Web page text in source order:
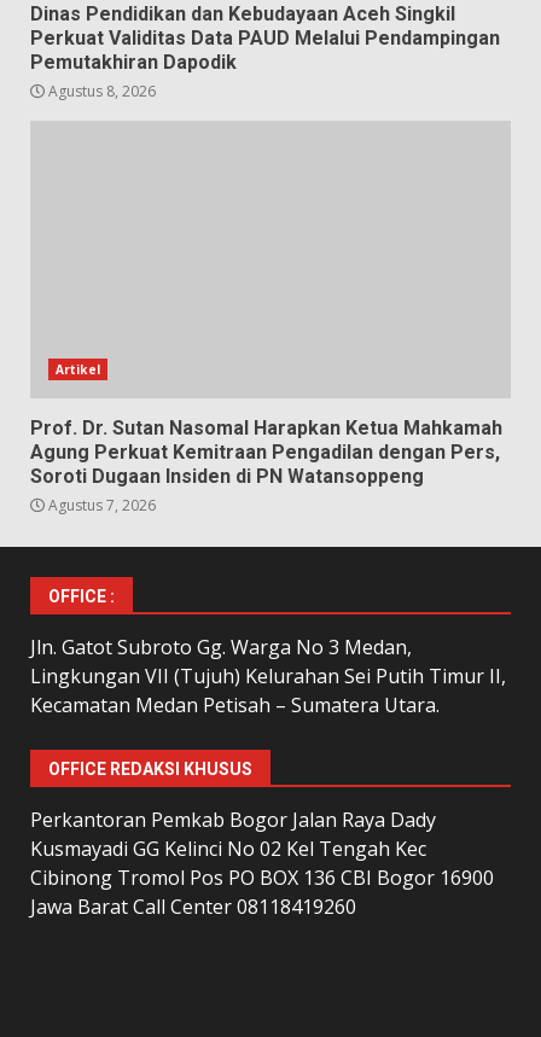
Dinas Pendidikan dan Kebudayaan Aceh Singkil
Perkuat Validitas Data PAUD Melalui Pendampingan
Pemutakhiran Dapodik
Agustus 8, 2026
Artikel
Prof. Dr. Sutan Nasomal Harapkan Ketua Mahkamah
Agung Perkuat Kemitraan Pengadilan dengan Pers,
Soroti Dugaan Insiden di PN Watansoppeng
Agustus 7, 2026
OFFICE :
Jln. Gatot Subroto Gg. Warga No 3 Medan,
Lingkungan VII (Tujuh) Kelurahan Sei Putih Timur II,
Kecamatan Medan Petisah – Sumatera Utara.
OFFICE REDAKSI KHUSUS
Perkantoran Pemkab Bogor Jalan Raya Dady
Kusmayadi GG Kelinci No 02 Kel Tengah Kec
Cibinong Tromol Pos PO BOX 136 CBI Bogor 16900
Jawa Barat Call Center 08118419260